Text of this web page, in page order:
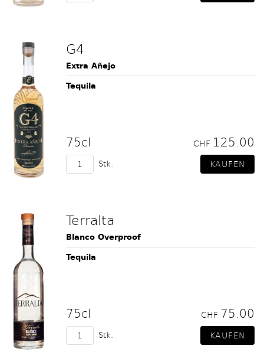
G4
Extra Añejo
Tequila
75cl CHF 125.00
Stk.
Terralta
Blanco Overproof
Tequila
75cl CHF 75.00
Stk.